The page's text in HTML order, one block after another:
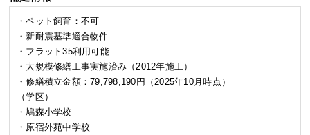
・ペット飼育：不可
・新耐震基準適合物件
・フラット35利用可能
・大規模修繕工事実施済み（2012年施工）
・修繕積立金額：79,798,190円（2025年10月時点）
（学区）
・鳩森小学校
・原宿外苑中学校